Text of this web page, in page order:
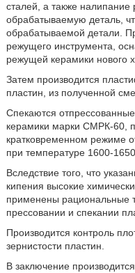
сталей, а также налипание
обрабатываемую деталь,
обрабатываемой детали.
режущего инструмента,
режущей керамики нового
Затем производится
пластин, из полученной
Спекаются
керамики марки СМРК-60,
кратковременном режиме
при температуре 1600-
Вследствие того, что
кипения высокие
применены рациональные
прессовании и спекании
Производится контроль
зернистости пластин.
В заключение